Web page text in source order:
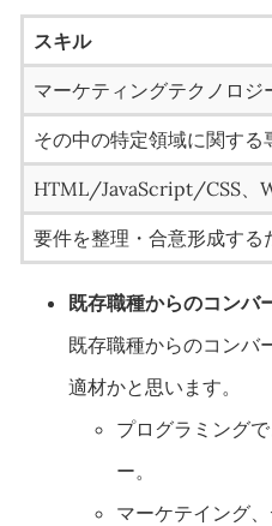
スキル
マーケティングテクノロ
その中の特定領域に関す
HTML/JavaScript/CSS、
要件を整理・合意形成す
既存職種からのコンバ
既存職種からのコンバ
適材かと思います。
プログラミング
ー。
マーケテイング